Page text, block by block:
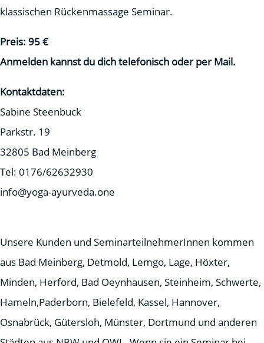
klassischen Rückenmassage Seminar.
Preis: 95 €
Anmelden kannst du dich telefonisch oder per Mail.
Kontaktdaten:
Sabine Steenbuck
Parkstr. 19
32805 Bad Meinberg
Tel: 0176/62632930
info@yoga-ayurveda.one
Unsere Kunden und SeminarteilnehmerInnen kommen
aus Bad Meinberg, Detmold, Lemgo, Lage, Höxter,
Minden, Herford, Bad Oeynhausen, Steinheim, Schwerte,
Hameln,Paderborn, Bielefeld, Kassel, Hannover,
Osnabrück, Gütersloh, Münster, Dortmund und anderen